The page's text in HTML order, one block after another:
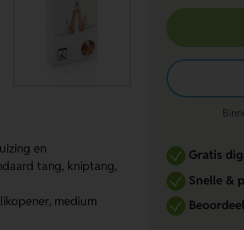
en
tang, kniptang,
medium
Gratis
Snelle &